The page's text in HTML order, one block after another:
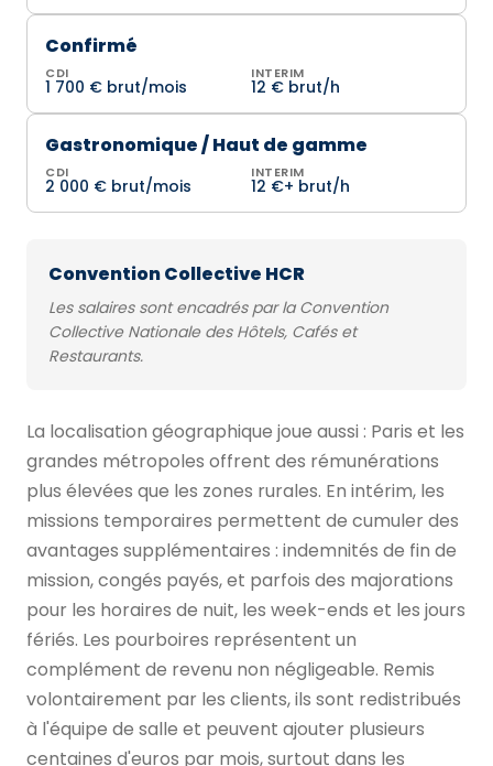
Confirmé
CDI
1 700 € brut/mois
INTERIM
12 € brut/h
Gastronomique / Haut de gamme
CDI
2 000 € brut/mois
INTERIM
12 €+ brut/h
Convention Collective HCR
Les salaires sont encadrés par la Convention
Collective Nationale des Hôtels, Cafés et
Restaurants.
La localisation géographique joue aussi : Paris et les
grandes métropoles offrent des rémunérations
plus élevées que les zones rurales. En intérim, les
missions temporaires permettent de cumuler des
avantages supplémentaires : indemnités de fin de
mission, congés payés, et parfois des majorations
pour les horaires de nuit, les week-ends et les jours
fériés. Les pourboires représentent un
complément de revenu non négligeable. Remis
volontairement par les clients, ils sont redistribués
à l'équipe de salle et peuvent ajouter plusieurs
centaines d'euros par mois, surtout dans les